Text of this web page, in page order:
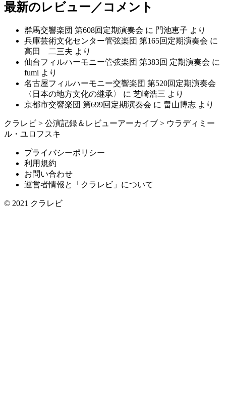
最新のレビュー／コメント
群馬交響楽団 第608回定期演奏会 に 門池恵子 より
兵庫芸術文化センター管弦楽団 第165回定期演奏会 に
高田 二三夫 より
仙台フィルハーモニー管弦楽団 第383回 定期演奏会 に
fumi より
名古屋フィルハーモニー交響楽団 第520回定期演奏会
〈日本の地方文化の継承〉
に 芝崎浩三 より
京都市交響楽団 第699回定期演奏会 に 畠山博志 より
クラレビ > 公演記録＆レビューアーカイブ > ウラディミー
ル・ユロフスキ
プライバシーポリシー
利用規約
お問い合わせ
運営者情報と「クラレビ」について
© 2021 クラレビ